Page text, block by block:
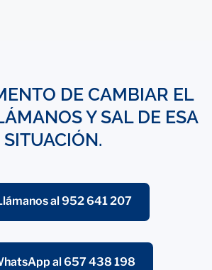
DE CAMBIAR EL
Y SAL DE ESA
SITUACIÓN.
al 952 641 207
al 657 438 198